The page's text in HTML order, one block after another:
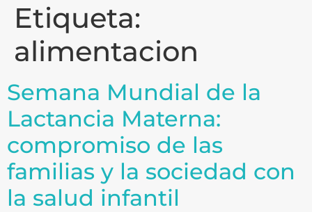
Etiqueta:
alimentacion
Semana Mundial de la
Lactancia Materna:
compromiso de las
familias y la sociedad con
la salud infantil